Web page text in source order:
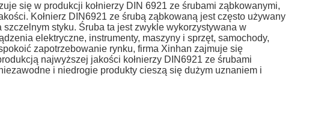
się w produkcji kołnierzy DIN 6921 ze śrubami ząbkowanymi,
Kołnierz DIN6921 ze śrubą ząbkowaną jest często używany
styku. Śruba ta jest zwykle wykorzystywana w
elektryczne, instrumenty, maszyny i sprzęt, samochody,
zapotrzebowanie rynku, firma Xinhan zajmuje się
najwyższej jakości kołnierzy DIN6921 ze śrubami
i niedrogie produkty cieszą się dużym uznaniem i